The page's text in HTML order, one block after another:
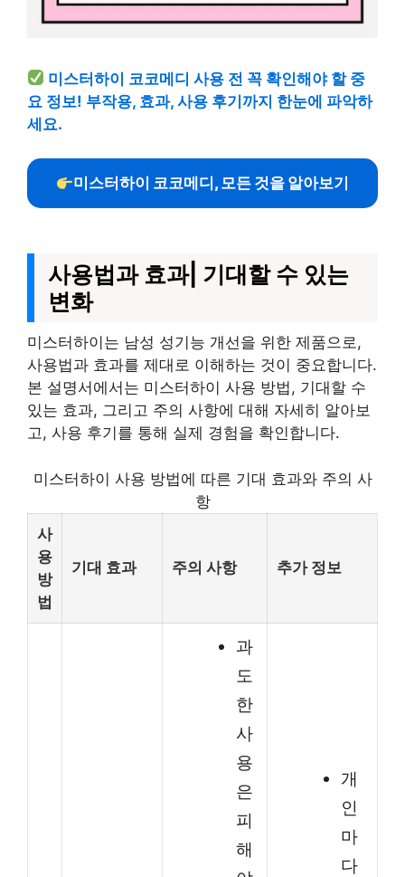
미스터하이 코코메디 사용 전 꼭 확인해야 할 중
요 정보! 부작용, 효과, 사용 후기까지 한눈에 파악하
세요.
미스터하이 코코메디, 모든 것을 알아보기
사용법과 효과| 기대할 수 있는
변화
미스터하이는 남성 성기능 개선을 위한 제품으로,
사용법과 효과를 제대로 이해하는 것이 중요합니다.
본 설명서에서는 미스터하이 사용 방법, 기대할 수
있는 효과, 그리고 주의 사항에 대해 자세히 알아보
고, 사용 후기를 통해 실제 경험을 확인합니다.
미스터하이 사용 방법에 따른 기대 효과와 주의 사
항
사
용
방
법
기대 효과 주의 사항 추가 정보
과
도
한
사
용
은
피
해
개
인
마
다